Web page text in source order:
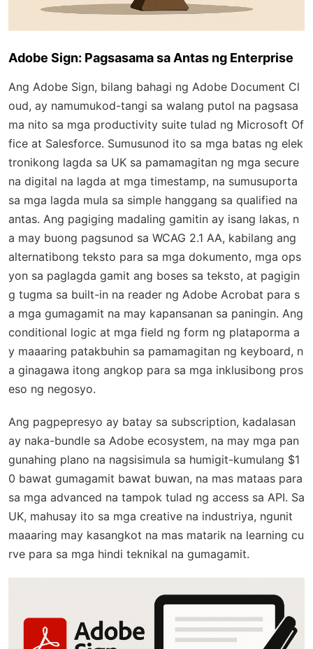
Adobe Sign: Pagsasama sa Antas ng Enterprise
Ang Adobe Sign, bilang bahagi ng Adobe Document Cl
oud, ay namumukod-tangi sa walang putol na pagsasa
ma nito sa mga productivity suite tulad ng Microsoft Of
fice at Salesforce. Sumusunod ito sa mga batas ng elek
tronikong lagda sa UK sa pamamagitan ng mga secure
na digital na lagda at mga timestamp, na sumusuporta
sa mga lagda mula sa simple hanggang sa qualified na
antas. Ang pagiging madaling gamitin ay isang lakas, n
a may buong pagsunod sa WCAG 2.1 AA, kabilang ang
alternatibong teksto para sa mga dokumento, mga ops
yon sa paglagda gamit ang boses sa teksto, at pagigin
g tugma sa built-in na reader ng Adobe Acrobat para s
a mga gumagamit na may kapansanan sa paningin. Ang
conditional logic at mga field ng form ng plataporma a
y maaaring patakbuhin sa pamamagitan ng keyboard, n
a ginagawa itong angkop para sa mga inklusibong pros
eso ng negosyo.
Ang pagpepresyo ay batay sa subscription, kadalasan
ay naka-bundle sa Adobe ecosystem, na may mga pan
gunahing plano na nagsisimula sa humigit-kumulang $1
0 bawat gumagamit bawat buwan, na mas mataas para
sa mga advanced na tampok tulad ng access sa API. Sa
UK, mahusay ito sa mga creative na industriya, ngunit
maaaring may kasangkot na mas matarik na learning cu
rve para sa mga hindi teknikal na gumagamit.